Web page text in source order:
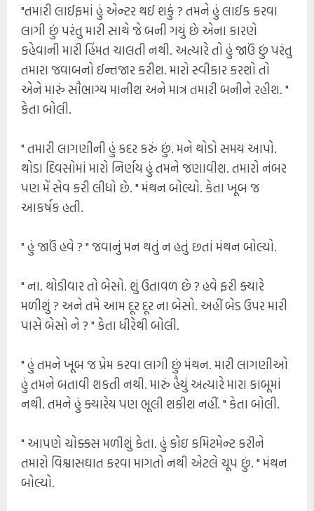
"તમારી લાઈફમાં હું એન્ટર થઈ શકું ? તમને હું લાઈક કરવા
લાગી છું પરંતુ મારી સાથે જે બની ગયું છે એના કારણે
કહેવાની મારી હિંમત ચાલતી નથી. અત્યારે તો હું જાઉં છું પરંતુ
તમારા જવાબનો ઈન્તજાર કરીશ. મારો સ્વીકાર કરશો તો
એને મારું સૌભાગ્ય માનીશ અને માત્ર તમારી બનીને રહીશ. "
કેતા બોલી.
" તમારી લાગણીની હું કદર કરું છું. મને થોડો સમય આપો.
થોડા દિવસોમાં મારો નિર્ણય હું તમને જણાવીશ. તમારો નંબર
પણ મેં સેવ કરી લીધો છે. " મંથન બોલ્યો. કેતા ખૂબ જ
આકર્ષક હતી.
" હું જાઉં હવે ? " જવાનું મન થતું ન હતું છતાં મંથન બોલ્યો.
" ના. થોડીવાર તો બેસો. શું ઉતાવળ છે ? હવે ફરી ક્યારે
મળીશું ? અને તમે આમ દૂર દૂર ના બેસો. અહીં બેડ ઉપર મારી
પાસે બેસો ને ? " કેતા ધીરેથી બોલી.
" હું તમને ખૂબ જ પ્રેમ કરવા લાગી છું મંથન. મારી લાગણીઓ
હું તમને બતાવી શકતી નથી. મારું હૈયું અત્યારે મારા કાબૂમાં
નથી. તમને હું ક્યારેય પણ ભૂલી શકીશ નહીં. " કેતા બોલી.
" આપણે ચોક્કસ મળીશું કેતા. હું કોઇ કમિટમેન્ટ કરીને
તમારો વિશ્વાસઘાત કરવા માગતો નથી એટલે ચૂપ છું. " મંથન
બોલ્યો.